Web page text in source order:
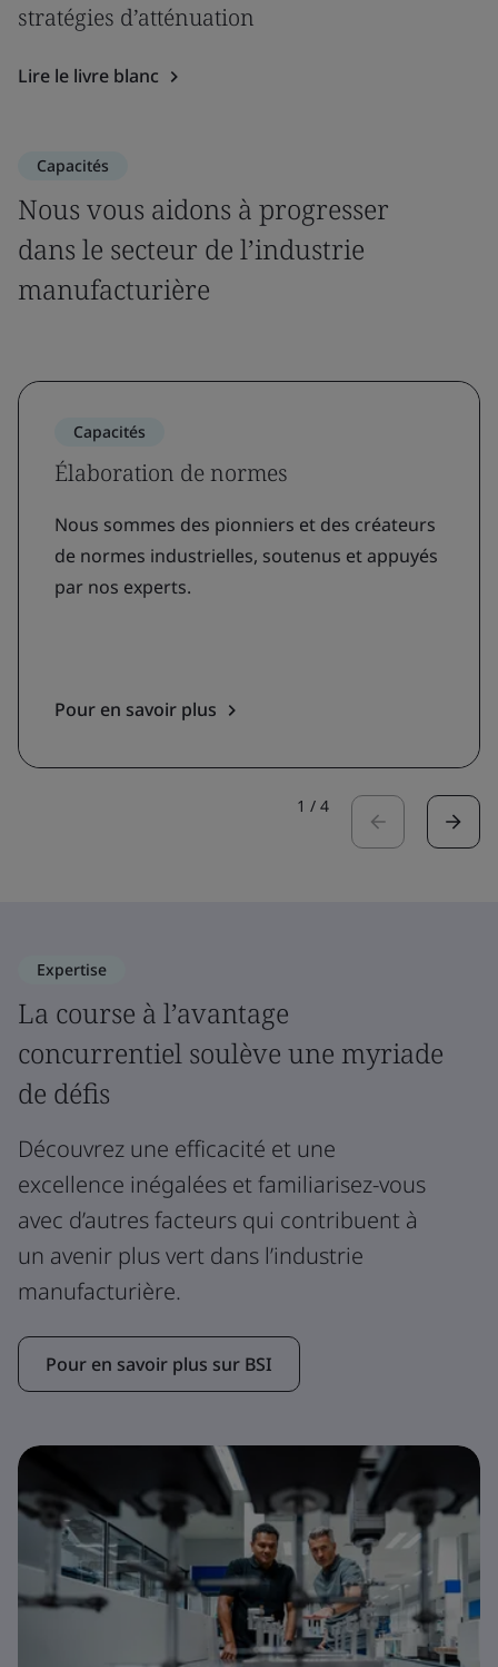
stratégies d’atténuation
Lire le livre blanc
Capacités
Nous vous aidons à progresser
dans le secteur de l’industrie
manufacturière
Capacités
Élaboration de normes
Nous sommes des pionniers et des créateurs
de normes industrielles, soutenus et appuyés
par nos experts.
Pour en savoir plus
1 / 4
Expertise
La course à l’avantage
concurrentiel soulève une myriade
de défis
Découvrez une efficacité et une
excellence inégalées et familiarisez-vous
avec d’autres facteurs qui contribuent à
un avenir plus vert dans l’industrie
manufacturière.
Pour en savoir plus sur BSI